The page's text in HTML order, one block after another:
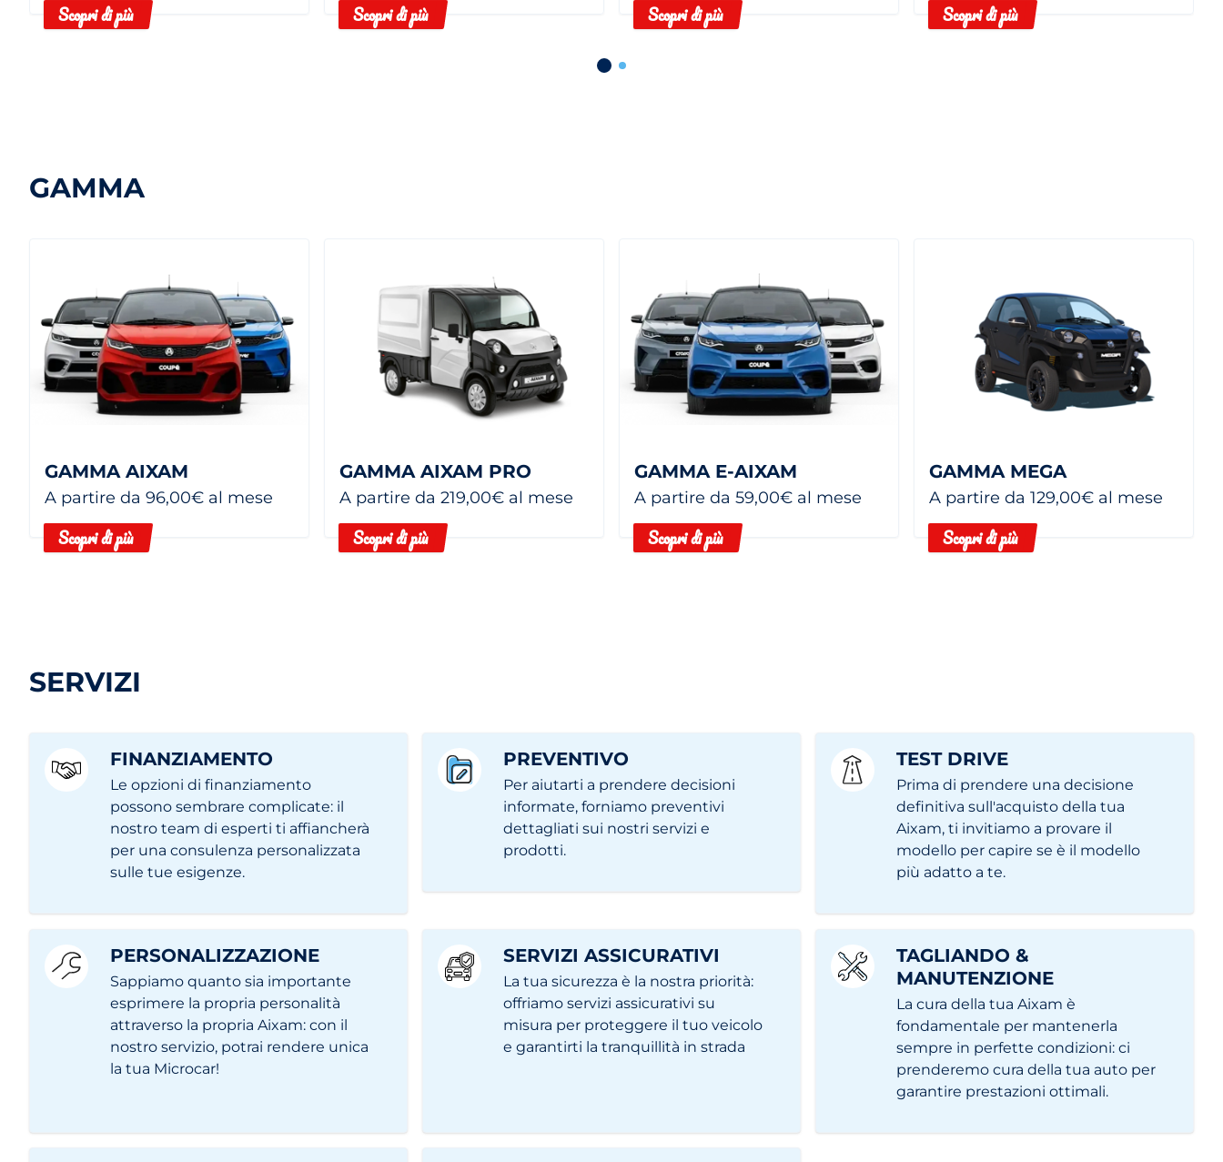
Scopri di più Scopri di più Scopri di più Scopri di più
GAMMA
GAMMA AIXAM
A partire da 96,00€ al mese
Scopri di più
GAMMA AIXAM PRO
A partire da 219,00€ al mese
Scopri di più
GAMMA E-AIXAM
A partire da 59,00€ al mese
Scopri di più
GAMMA MEGA
A partire da 129,00€ al mese
Scopri di più
SERVIZI
FINANZIAMENTO
Le opzioni di finanziamento
possono sembrare complicate: il
nostro team di esperti ti affiancherà
per una consulenza personalizzata
sulle tue esigenze.
PREVENTIVO
Per aiutarti a prendere decisioni
informate, forniamo preventivi
dettagliati sui nostri servizi e
prodotti.
TEST DRIVE
Prima di prendere una decisione
definitiva sull'acquisto della tua
Aixam, ti invitiamo a provare il
modello per capire se è il modello
più adatto a te.
PERSONALIZZAZIONE
Sappiamo quanto sia importante
esprimere la propria personalità
attraverso la propria Aixam: con il
nostro servizio, potrai rendere unica
la tua Microcar!
SERVIZI ASSICURATIVI
La tua sicurezza è la nostra priorità:
offriamo servizi assicurativi su
misura per proteggere il tuo veicolo
e garantirti la tranquillità in strada
TAGLIANDO &
MANUTENZIONE
La cura della tua Aixam è
fondamentale per mantenerla
sempre in perfette condizioni: ci
prenderemo cura della tua auto per
garantire prestazioni ottimali.